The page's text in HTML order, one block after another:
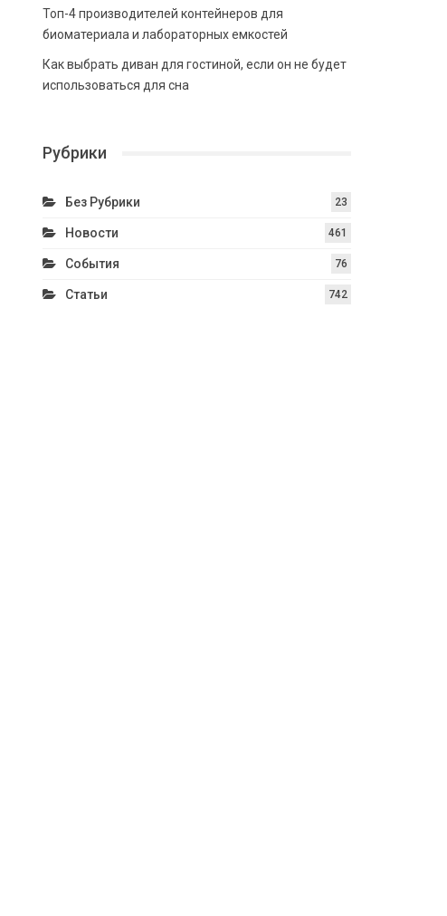
Топ-4 производителей контейнеров для
биоматериала и лабораторных емкостей
Как выбрать диван для гостиной, если он не будет
использоваться для сна
Рубрики
Без Рубрики 23
Новости 461
События 76
Статьи 742